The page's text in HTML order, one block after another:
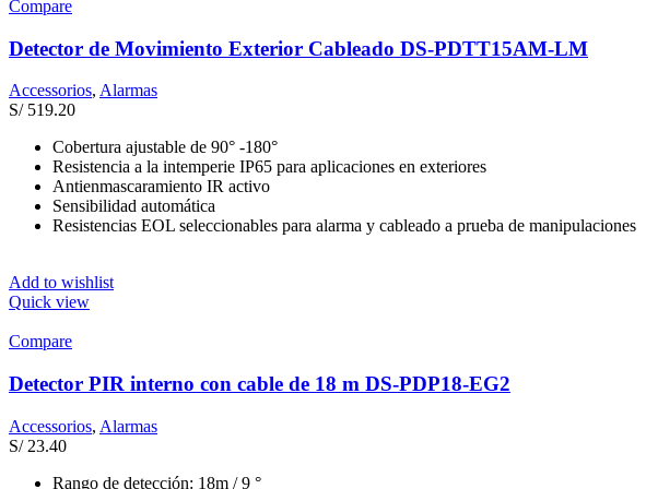
Compare
Detector de Movimiento Exterior Cableado DS-PDTT15AM-LM
Accessorios, Alarmas
S/519.20
Cobertura ajustable de 90° -180°
Resistencia a la intemperie IP65 para aplicaciones en exteriores
Antienmascaramiento IR activo
Sensibilidad automática
Resistencias EOL seleccionables para alarma y cableado a prueba de manipulaciones
Add to wishlist
Quick view
Compare
Detector PIR interno con cable de 18 m DS-PDP18-EG2
Accessorios, Alarmas
S/23.40
Rango de detección: 18m / 9 °